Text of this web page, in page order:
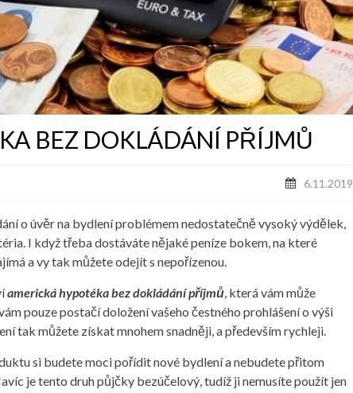
BEZ DOKLÁDÁNÍ PŘÍJMŮ
6.11.2019
o úvěr na bydlení problémem nedostatečně vysoký výdělek,
I když třeba dostáváte nějaké peníze bokem, na které
a vy tak můžete odejít s nepořízenou.
americká hypotéka bez dokládání příjmů , která vám může
pouze postačí doložení vašeho čestného prohlášení o výši
tak můžete získat mnohem snadněji, a především rychleji.
si budete moci pořídit nové bydlení a nebudete přitom
je tento druh půjčky bezúčelový, tudíž ji nemusíte použít jen